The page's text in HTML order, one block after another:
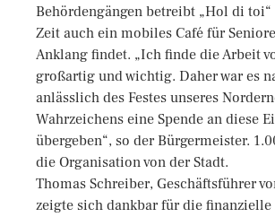
Behördengängen betreibt „Hol di
Zeit auch ein mobiles Café für
Anklang findet. „Ich finde die Arbeit
großartig und wichtig. Daher war es
anlässlich des Festes unseres
Wahrzeichens eine Spende an diese
übergeben“, so der Bürgermeister.
die Organisation von der Stadt.
Thomas Schreiber, Geschäftsführer
zeigte sich dankbar für die finanzielle